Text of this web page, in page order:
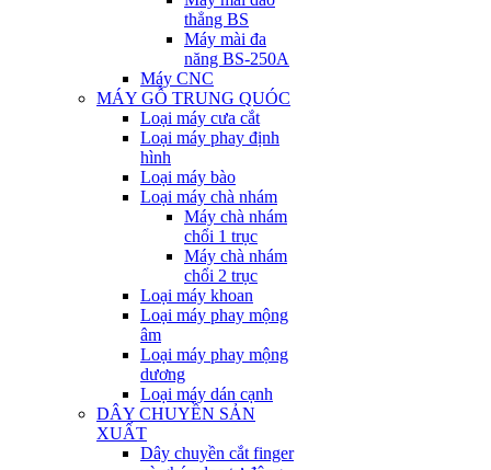
thẳng BS
Máy mài đa
năng BS-250A
Máy CNC
MÁY GỖ TRUNG QUÓC
Loại máy cưa cắt
Loại máy phay định
hình
Loại máy bào
Loại máy chà nhám
Máy chà nhám
chổi 1 trục
Máy chà nhám
chổi 2 trục
Loại máy khoan
Loại máy phay mộng
âm
Loại máy phay mộng
dương
Loại máy dán cạnh
DÂY CHUYỀN SẢN
XUẤT
Dây chuyền cắt finger